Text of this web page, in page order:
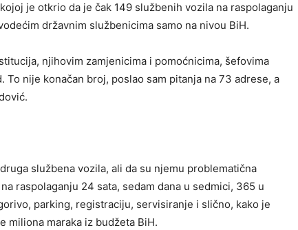
je otkrio da je čak 149 službenih vozila na raspolaganju
državnim službenicima samo na nivou BiH.
njihovim zamjenicima i pomoćnicima, šefovima
nije konačan broj, poslao sam pitanja na 73 adrese, a
službena vozila, ali da su njemu problematična
raspolaganju 24 sata, sedam dana u sedmici, 365 u
parking, registraciju, servisiranje i slično, kako je
miliona maraka iz budžeta BiH.